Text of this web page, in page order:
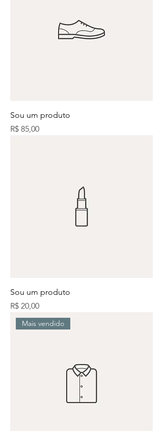
Sou um produto
Preço
R$ 85,00
Sou um produto
Preço
R$ 20,00
Mais vendido